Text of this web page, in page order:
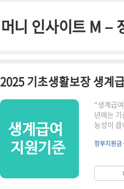
머니 인사이트 M –
2025 기초생활보장 생계
“생계급
년에는
능성이
년 생계급
만원대주
많습니
정부지원